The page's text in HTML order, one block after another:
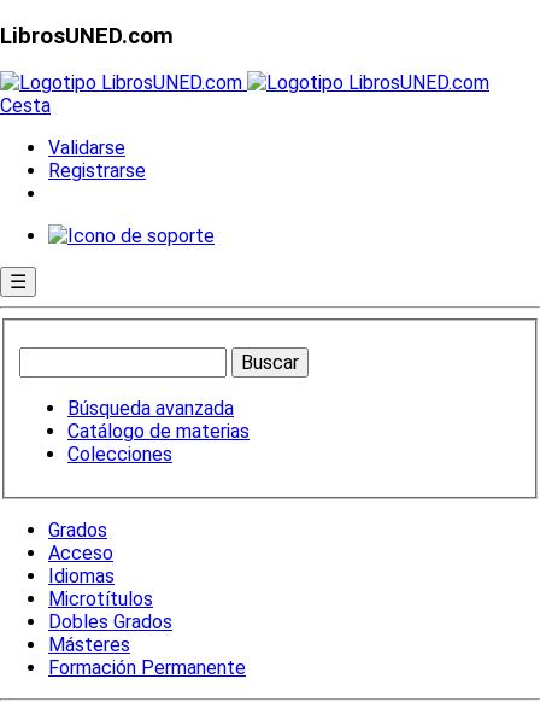
LibrosUNED.com
Cesta
Validarse
Registrarse
☰
Búsqueda avanzada
Catálogo de materias
Colecciones
Grados
Acceso
Idiomas
Microtítulos
Dobles Grados
Másteres
Formación Permanente